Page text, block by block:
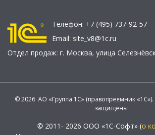
Телефон: +7 (495) 737-92-57
Email: site_v8@1c.ru
Отдел продаж: г. Москва, улица
© 2026 АО «Группа 1С» (правопреемник «1С»).
защищены
© 2011- 2026 ООО «1С-Софт» (о